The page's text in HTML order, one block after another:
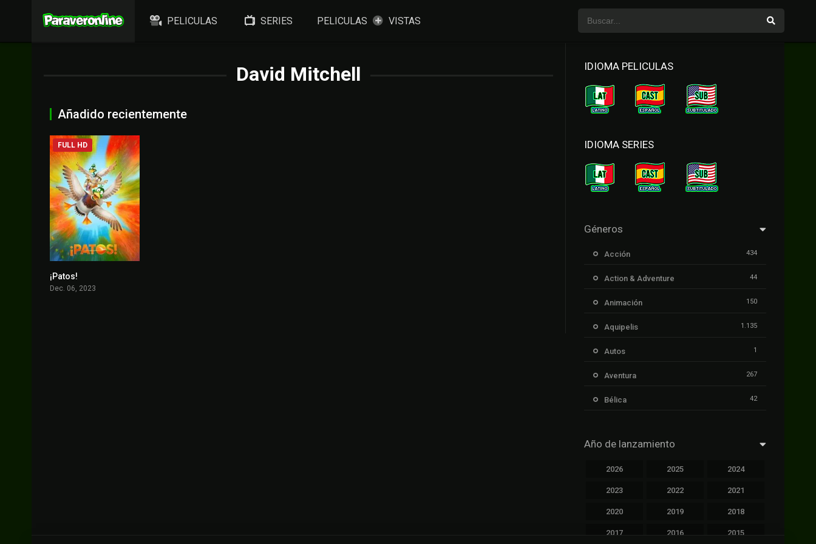
PELICULAS SERIES PELICULAS VISTAS
David Mitchell
Añadido recientemente
FULL HD
¡Patos!
Dec. 06, 2023
IDIOMA PELICULAS
IDIOMA SERIES
Géneros
Acción 434
Action & Adventure 44
Animación 150
Aquipelis 1.135
Autos 1
Aventura 267
Bélica 42
Cinecalidad
Cinetux 1.139
Año de lanzamiento
2026 2025 2024
2023 2022 2021
2020 2019 2018
2017 2016 2015